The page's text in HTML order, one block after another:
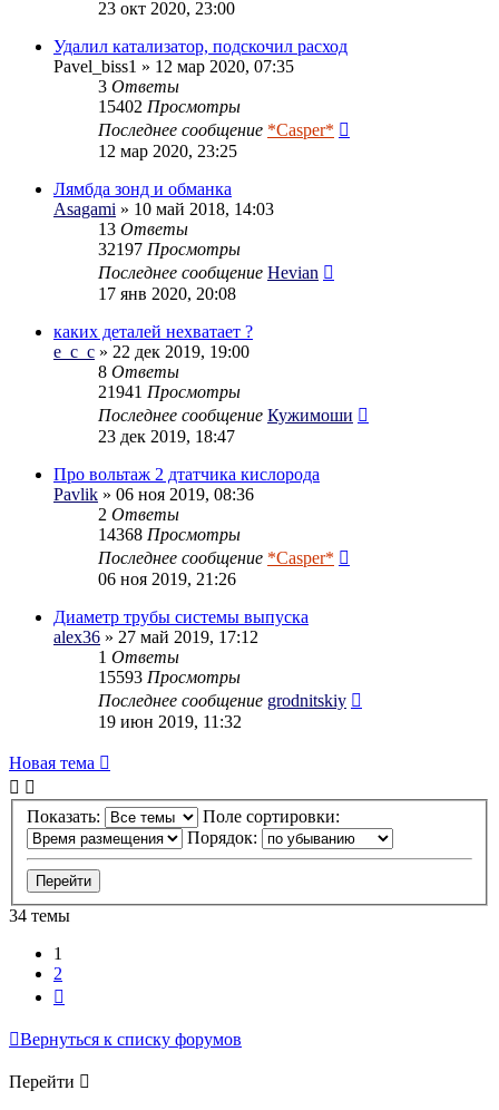
23 окт 2020, 23:00
Удалил катaлизатор, подскочил расход
Pavel_biss1 » 12 мар 2020, 07:35
3 Ответы
15402 Просмотры
Последнее сообщение *Casper*
12 мар 2020, 23:25
Лямбда зонд и обманка
Asagami » 10 май 2018, 14:03
13 Ответы
32197 Просмотры
Последнее сообщение Hevian
17 янв 2020, 20:08
каких деталей нехватает ?
e_c_c » 22 дек 2019, 19:00
8 Ответы
21941 Просмотры
Последнее сообщение Кужимоши
23 дек 2019, 18:47
Про вольтаж 2 дтатчика кислорода
Pavlik » 06 ноя 2019, 08:36
2 Ответы
14368 Просмотры
Последнее сообщение *Casper*
06 ноя 2019, 21:26
Диаметр трубы системы выпуска
alex36 » 27 май 2019, 17:12
1 Ответы
15593 Просмотры
Последнее сообщение grodnitskiy
19 июн 2019, 11:32
Новая тема
Показать:
Поле сортировки:
Порядок:
34 темы
1
2
Вернуться к списку форумов
Перейти